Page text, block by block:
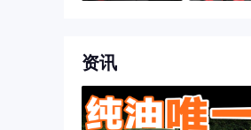
资讯